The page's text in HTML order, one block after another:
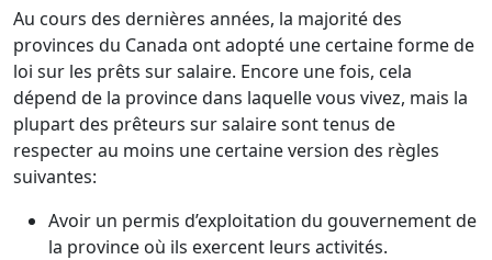
Au cours des dernières années, la majorité des
provinces du Canada ont adopté une certaine forme de
loi sur les prêts sur salaire. Encore une fois, cela
dépend de la province dans laquelle vous vivez, mais la
plupart des prêteurs sur salaire sont tenus de
respecter au moins une certaine version des règles
suivantes:
Avoir un permis d’exploitation du gouvernement de
la province où ils exercent leurs activités.